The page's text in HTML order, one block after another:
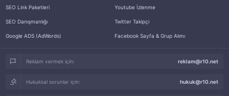
SEO Link Paketleri
SEO Danışmanlığı
Google ADS (AdWords)
Youtube İzlenme
Twitter Takipçi
Facebook Sayfa & Grup Alımı
Reklam vermek için: reklam@r10.net
Hukuksal sorunlar için: hukuk@r10.net